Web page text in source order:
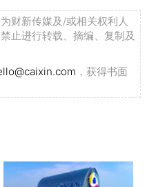
财新传媒及/或相关权利人
止进行转载、摘编、复制及
，获得书面